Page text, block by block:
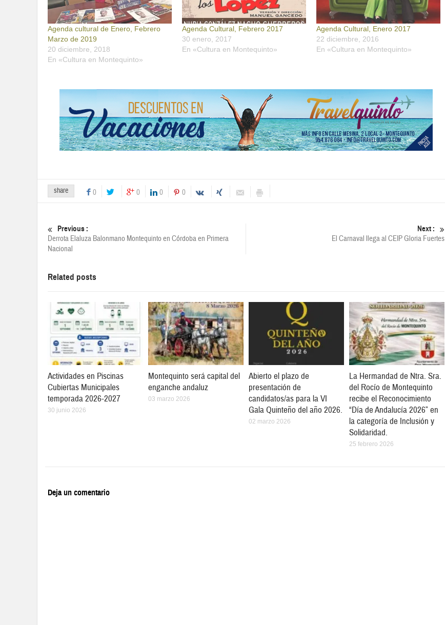
Agenda cultural de Enero, Febrero
Marzo de 2019
20 diciembre, 2018
En «Cultura en Montequinto»
Agenda Cultural, Febrero 2017
30 enero, 2017
En «Cultura en Montequinto»
Agenda Cultural, Enero 2017
22 diciembre, 2016
En «Cultura en Montequinto»
share 0 0 0 0
Previous :
Derrota Elaluza Balonmano Montequinto en Córdoba en Primera
Nacional
Next :
El Carnaval llega al CEIP Gloria Fuertes
Related posts
Actividades en Piscinas
Cubiertas Municipales
temporada 2026-2027
30 junio 2026
Montequinto será capital del
enganche andaluz
03 marzo 2026
Abierto el plazo de
presentación de
candidatos/as para la VI
Gala Quinteño del año 2026.
02 marzo 2026
La Hermandad de Ntra. Sra.
del Rocío de Montequinto
recibe el Reconocimiento
“Día de Andalucía 2026” en
la categoría de Inclusión y
Solidaridad.
25 febrero 2026
Deja un comentario